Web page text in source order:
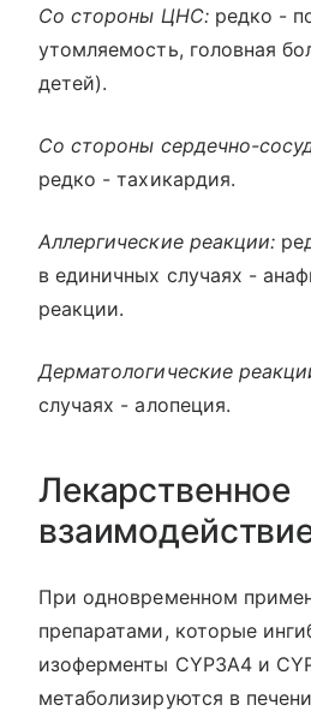
Со стороны ЦНС:редко -
утомляемость, головная
детей).
Со стороны сердечно-
редко - тахикардия.
Аллергические реакции:
в единичных случаях -
реакции.
Дерматологические
случаях - алопеция.
Лекарственное
При одновременном
препаратами, которые
изоферменты CYP3A4 и
метаболизируются в